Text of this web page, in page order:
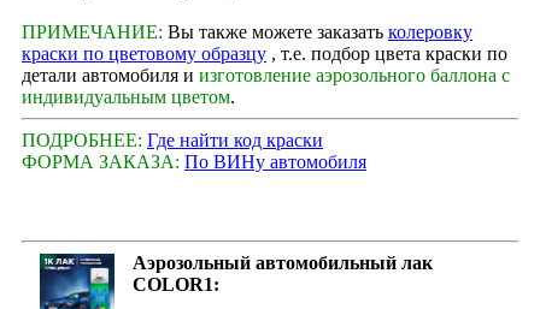
ПРИМЕЧАНИЕ: Вы также можете заказать колеровку
краски по цветовому образцу , т.е. подбор цвета краски по
детали автомобиля и изготовление аэрозольного баллона с
индивидуальным цветом.
ПОДРОБНЕЕ: Где найти код краски
ФОРМА ЗАКАЗА: По ВИНу автомобиля
Аэрозольный автомобильный лак
COLOR1: